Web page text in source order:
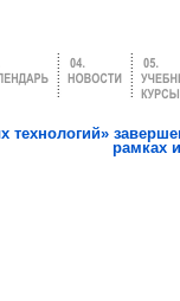
рамках